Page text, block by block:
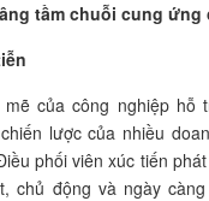
tầm chuỗi cung
của công nghiệp hỗ
lược của nhiều
phối viên xúc tiến
chủ động và ngày